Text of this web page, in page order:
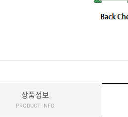
상품정보
PRODUCT INFO